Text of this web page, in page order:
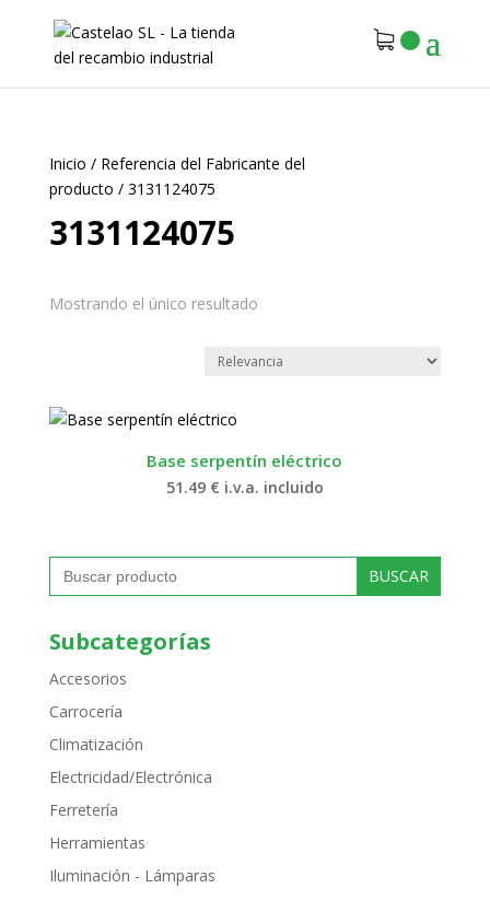
Inicio / Referencia del Fabricante del
producto / 3131124075
3131124075
Mostrando el único resultado
Base serpentín eléctrico
51.49 € i.v.a. incluido
Buscar:
Subcategorías
Accesorios
Carrocería
Climatización
Electricidad/Electrónica
Ferretería
Herramientas
Iluminación - Lámparas